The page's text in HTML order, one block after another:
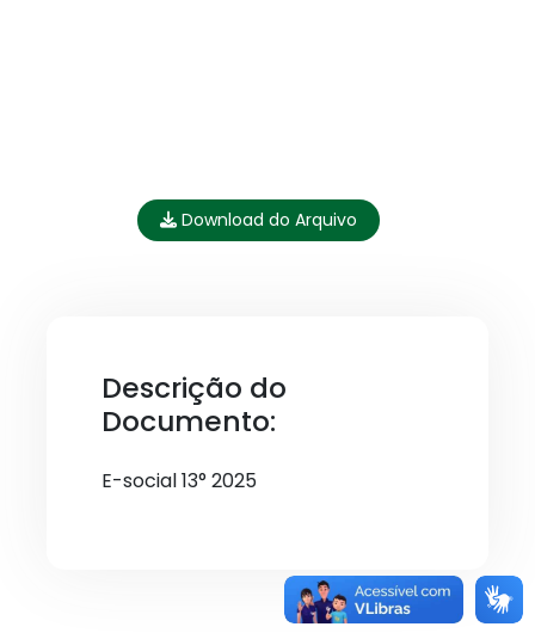
Download do Arquivo
Descrição do
Documento:
E-social 13° 2025